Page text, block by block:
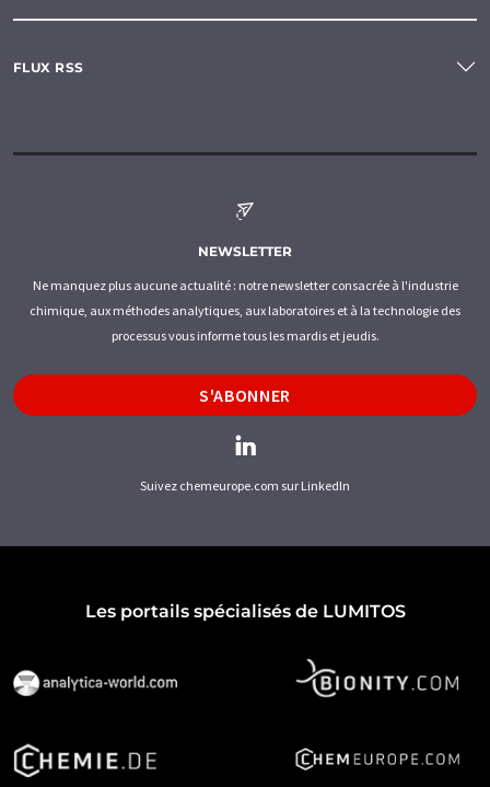
FLUX RSS
NEWSLETTER
Ne manquez plus aucune actualité : notre newsletter consacrée à l'industrie
chimique, aux méthodes analytiques, aux laboratoires et à la technologie des
processus vous informe tous les mardis et jeudis.
S'ABONNER
Suivez chemeurope.com sur LinkedIn
Les portails spécialisés de LUMITOS